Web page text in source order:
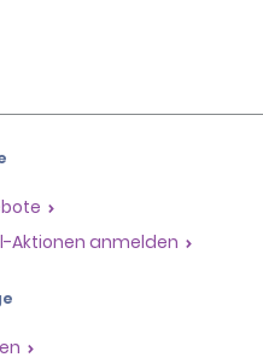
Aktionen anmelden